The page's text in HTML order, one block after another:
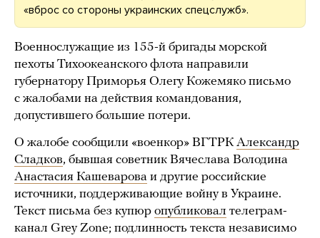
«вброс со стороны украинских спецслужб».
Военнослужащие из 155-й бригады морской
пехоты Тихоокеанского флота направили
губернатору Приморья Олегу Кожемяко письмо
с жалобами на действия командования,
допустившего большие потери.
О жалобе сообщили «военкор» ВГТРК Александр
Сладков, бывшая советник Вячеслава Володина
Анастасия Кашеварова и другие российские
источники, поддерживающие войну в Украине.
Текст письма без купюр опубликовал телеграм-
канал Grey Zone; подлинность текста независимо